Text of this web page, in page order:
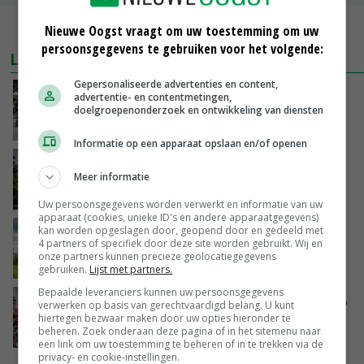
MEER MARKTPRIJZEN
LAATSTE NIEUWS
Na jarenlang meten willen Zuid-Hollandse
boeren nu erkenning
minister spreekt van ‘ondernemersrisico’
‘Rendement van Krullvarkens komt van de
overkant’
GISTEREN, 15:30
Oorlogen en El Niño stuwen voedselprijzen op
GISTEREN, 15:04
Nieuwe Oogst vraagt om uw toestemming om uw
persoonsgegevens te gebruiken voor het volgende:
Gepersonaliseerde advertenties en content,
advertentie- en contentmetingen,
doelgroepenonderzoek en ontwikkeling van diensten
Informatie op een apparaat opslaan en/of openen
Meer informatie
Uw persoonsgegevens worden verwerkt en informatie van uw
apparaat (cookies, unieke ID's en andere apparaatgegevens)
kan worden opgeslagen door, geopend door en gedeeld met
4 partners of specifiek door deze site worden gebruikt. Wij en
onze partners kunnen precieze geolocatiegegevens
gebruiken. Lijst met partners.
Bepaalde leveranciers kunnen uw persoonsgegevens
verwerken op basis van gerechtvaardigd belang. U kunt
hiertegen bezwaar maken door uw opties hieronder te
beheren. Zoek onderaan deze pagina of in het sitemenu naar
een link om uw toestemming te beheren of in te trekken via de
privacy- en cookie-instellingen.